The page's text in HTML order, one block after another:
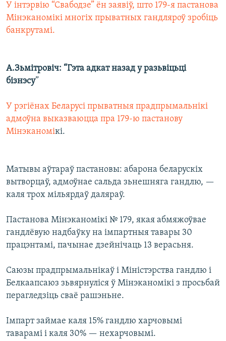
У інтэрвію “Свабодзе” ён заявіў, што 179-я пастанова
Мінэканомікі многіх прыватных гандляроў зробіць
банкрутамі.
А.Зьмітровіч: “Гэта адкат назад у разьвіцьці
бізнэсу”
У рэгіёнах Беларусі прыватныя прадпрымальнікі
адмоўна выказваюцца пра 179-ю пастанову
Мінэканомікі.
Матывы аўтараў пастановы: абарона беларускіх
вытворцаў, адмоўнае сальда зьнешняга гандлю, —
каля трох мільярдаў даляраў.
Пастанова Мінэканомікі № 179, якая абмяжоўвае
гандлёвую надбаўку на імпартныя тавары 30
працэнтамі, пачынае дзейнічаць 13 верасьня.
Саюзы прадпрымальнікаў і Міністэрства гандлю і
Белкаапсаюз зьвярнуліся ў Мінэканомікі з просьбай
перагледзіць сваё рашэньне.
Імпарт займае каля 15% гандлю харчовымі
таварамі і каля 30% — нехарчовымі.